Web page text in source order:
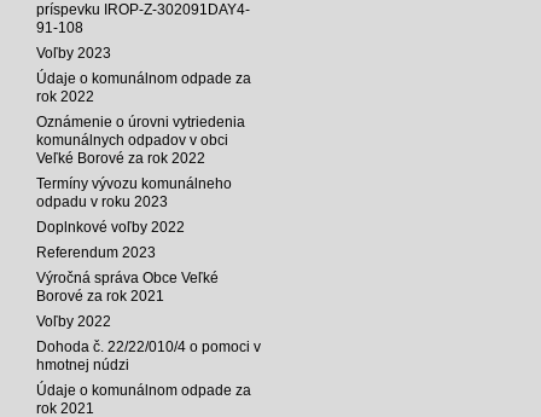
príspevku IROP-Z-302091DAY4-
91-108
Voľby 2023
Údaje o komunálnom odpade za
rok 2022
Oznámenie o úrovni vytriedenia
komunálnych odpadov v obci
Veľké Borové za rok 2022
Termíny vývozu komunálneho
odpadu v roku 2023
Doplnkové voľby 2022
Referendum 2023
Výročná správa Obce Veľké
Borové za rok 2021
Voľby 2022
Dohoda č. 22/22/010/4 o pomoci v
hmotnej núdzi
Údaje o komunálnom odpade za
rok 2021